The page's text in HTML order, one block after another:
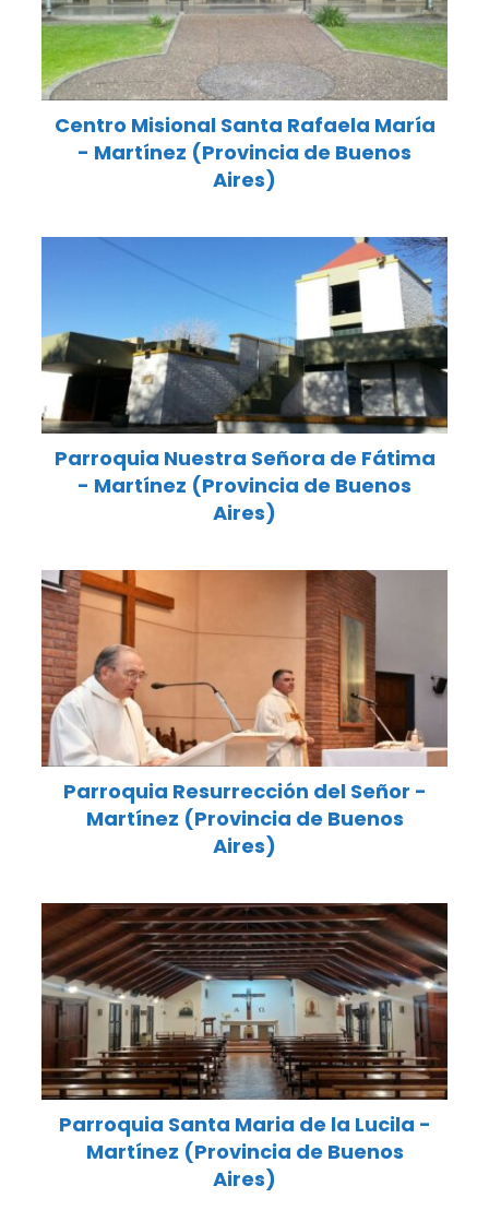
Centro Misional Santa Rafaela María
- Martínez (Provincia de Buenos
Aires)
Parroquia Nuestra Señora de Fátima
- Martínez (Provincia de Buenos
Aires)
Parroquia Resurrección del Señor -
Martínez (Provincia de Buenos
Aires)
Parroquia Santa Maria de la Lucila -
Martínez (Provincia de Buenos
Aires)